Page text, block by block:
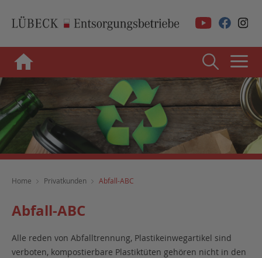
Home Privatkunden Abfall-ABC
Abfall-ABC
Alle reden von Abfalltrennung, Plastikeinwegartikel sind
verboten, kompostierbare Plastiktüten gehören nicht in den